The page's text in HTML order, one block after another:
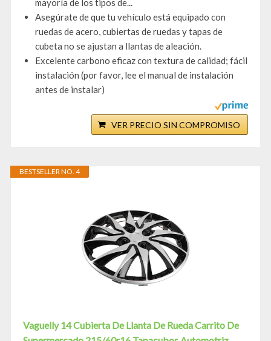
mayoría de los tipos de...
Asegúrate de que tu vehículo está equipado con
ruedas de acero, cubiertas de ruedas y tapas de
cubeta no se ajustan a llantas de aleación.
Excelente carbono eficaz con textura de calidad; fácil
instalación (por favor, lee el manual de instalación
antes de instalar)
VER PRECIO SIN COMPROMISO
BESTSELLER NO. 4
Vaguelly 14 Cubierta De Llanta De Rueda Carrito De